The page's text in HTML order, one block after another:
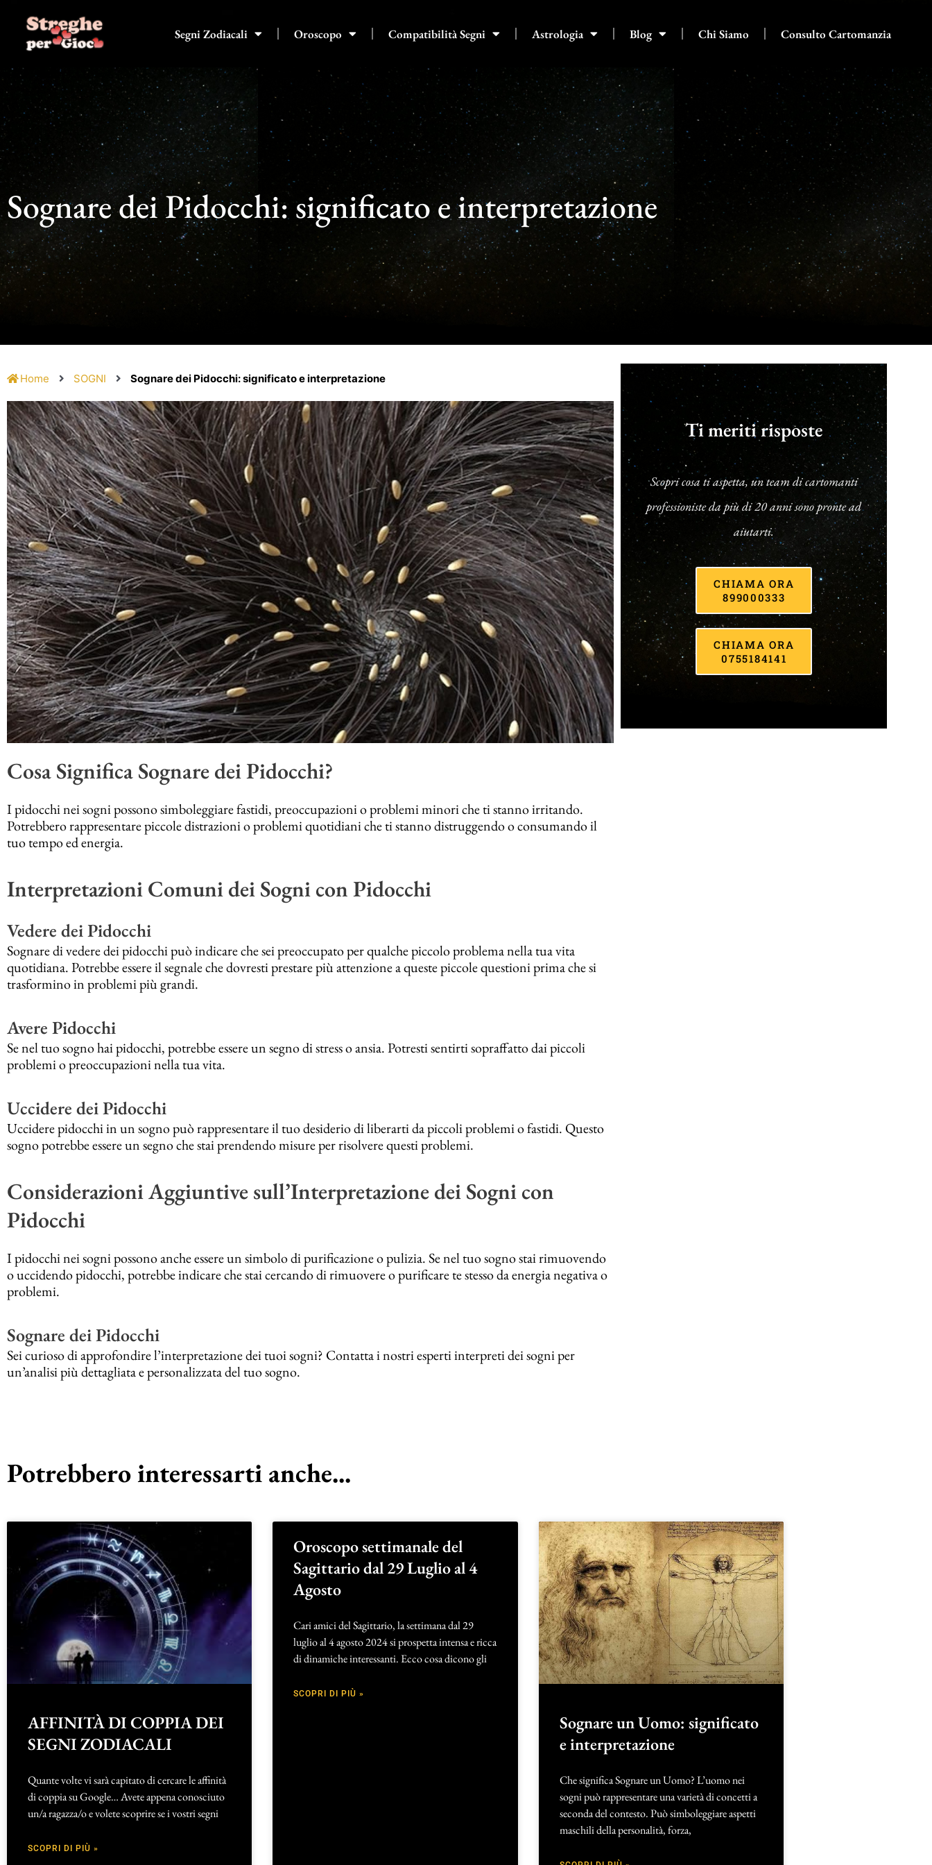
contenuto
Segni Zodiacali Oroscopo Compatibilità Segni Astrologia Blog Chi Siamo Consulto Cartomanzia
Sognare dei Pidocchi: significato e interpretazione
Home SOGNI Sognare dei Pidocchi: significato e interpretazione
Cosa Significa Sognare dei Pidocchi?
I pidocchi nei sogni possono simboleggiare fastidi, preoccupazioni o problemi minori che ti stanno irritando.
Potrebbero rappresentare piccole distrazioni o problemi quotidiani che ti stanno distruggendo o consumando il
tuo tempo ed energia.
Interpretazioni Comuni dei Sogni con Pidocchi
Vedere dei Pidocchi
Sognare di vedere dei pidocchi può indicare che sei preoccupato per qualche piccolo problema nella tua vita
quotidiana. Potrebbe essere il segnale che dovresti prestare più attenzione a queste piccole questioni prima che si
trasformino in problemi più grandi.
Avere Pidocchi
Se nel tuo sogno hai pidocchi, potrebbe essere un segno di stress o ansia. Potresti sentirti sopraffatto dai piccoli
problemi o preoccupazioni nella tua vita.
Uccidere dei Pidocchi
Uccidere pidocchi in un sogno può rappresentare il tuo desiderio di liberarti da piccoli problemi o fastidi. Questo
sogno potrebbe essere un segno che stai prendendo misure per risolvere questi problemi.
Considerazioni Aggiuntive sull’Interpretazione dei Sogni con
Pidocchi
I pidocchi nei sogni possono anche essere un simbolo di purificazione o pulizia. Se nel tuo sogno stai rimuovendo
o uccidendo pidocchi, potrebbe indicare che stai cercando di rimuovere o purificare te stesso da energia negativa o
problemi.
Sognare dei Pidocchi
Sei curioso di approfondire l’interpretazione dei tuoi sogni? Contatta i nostri esperti interpreti dei sogni per
un’analisi più dettagliata e personalizzata del tuo sogno.
Ti meriti risposte
Scopri cosa ti aspetta, un team di cartomanti
professioniste da più di 20 anni sono pronte ad
aiutarti.
CHIAMA ORA
899000333
CHIAMA ORA
0755184141
Potrebbero interessarti anche...
AFFINITÀ DI COPPIA DEI
SEGNI ZODIACALI
Quante volte vi sarà capitato di cercare le affinità
di coppia su Google… Avete appena conosciuto
un/a ragazza/o e volete scoprire se i vostri segni
SCOPRI DI PIÙ »
Oroscopo settimanale del
Sagittario dal 29 Luglio al 4
Agosto
Cari amici del Sagittario, la settimana dal 29
luglio al 4 agosto 2024 si prospetta intensa e ricca
di dinamiche interessanti. Ecco cosa dicono gli
SCOPRI DI PIÙ »
Sognare un Uomo: significato
e interpretazione
Che significa Sognare un Uomo? L’uomo nei
sogni può rappresentare una varietà di concetti a
seconda del contesto. Può simboleggiare aspetti
maschili della personalità, forza,